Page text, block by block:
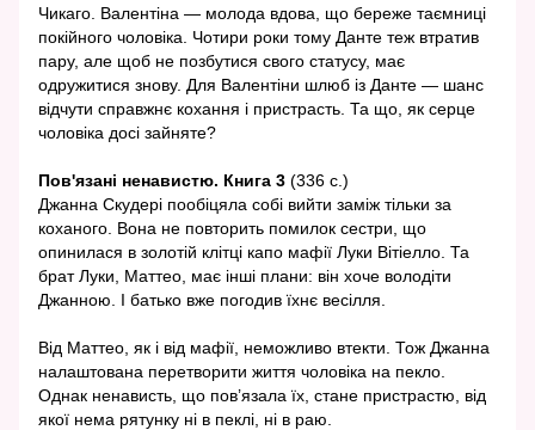
Чикаго. Валентіна — молода вдова, що береже таємниці
покійного чоловіка. Чотири роки тому Данте теж втратив
пару, але щоб не позбутися свого статусу, має
одружитися знову. Для Валентіни шлюб із Данте — шанс
відчути справжнє кохання і пристрасть. Та що, як серце
чоловіка досі зайняте?
Пов'язані ненавистю. Книга 3 (336 с.)
Джанна Скудері пообіцяла собі вийти заміж тільки за
коханого. Вона не повторить помилок сестри, що
опинилася в золотій клітці капо мафії Луки Вітіелло. Та
брат Луки, Маттео, має інші плани: він хоче володіти
Джанною. І батько вже погодив їхнє весілля.
Від Маттео, як і від мафії, неможливо втекти. Тож Джанна
налаштована перетворити життя чоловіка на пекло.
Однак ненависть, що пов’язала їх, стане пристрастю, від
якої нема рятунку ні в пеклі, ні в раю.